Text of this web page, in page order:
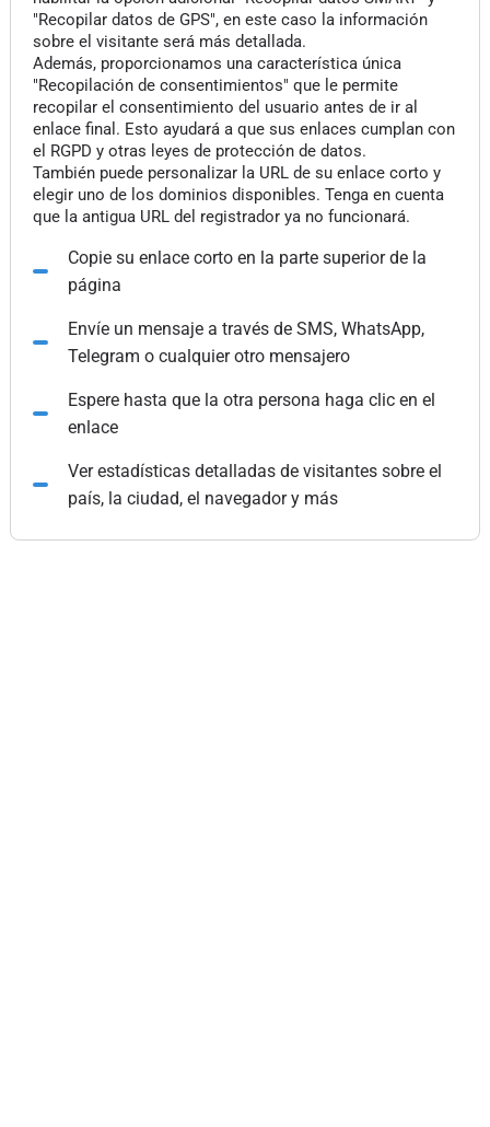
"Recopilar datos de GPS", en este caso la información
sobre el visitante será más detallada.
Además, proporcionamos una característica única
"Recopilación de consentimientos" que le permite
recopilar el consentimiento del usuario antes de ir al
enlace final. Esto ayudará a que sus enlaces cumplan con
el RGPD y otras leyes de protección de datos.
También puede personalizar la URL de su enlace corto y
elegir uno de los dominios disponibles. Tenga en cuenta
que la antigua URL del registrador ya no funcionará.
Copie su enlace corto en la parte superior de la
página
Envíe un mensaje a través de SMS, WhatsApp,
Telegram o cualquier otro mensajero
Espere hasta que la otra persona haga clic en el
enlace
Ver estadísticas detalladas de visitantes sobre el
país, la ciudad, el navegador y más